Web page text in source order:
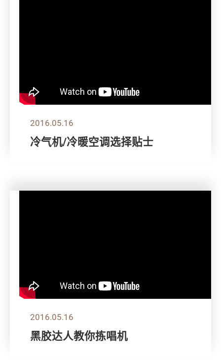
2016.05.16
冷气机/冷暖空调选择贴士
2016.05.16
黑胶达人教你拣唱机